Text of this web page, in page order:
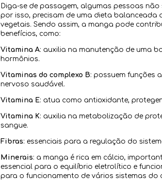
Diga-se de passagem, algumas pessoas
por isso, precisam de uma dieta balanceada
vegetais. Sendo assim, a manga pode
benefícios, como:
Vitamina A: auxilia na manutenção de uma
hormônios.
Vitaminas do complexo B: possuem funções
nervoso saudável.
Vitamina E: atua como antioxidante,
Vitamina K: auxilia na metabolização de
sangue.
Fibras: essenciais para a regulação do
Minerais: a manga é rica em cálcio,
essencial para o equilíbrio eletrolítico e
para o funcionamento de vários sistemas do